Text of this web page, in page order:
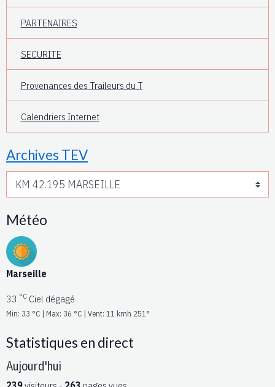
PARTENAIRES
SECURITE
Provenances des Traileurs du T
Calendriers Internet
Archives TEV
Météo
Marseille
33 °C Ciel dégagé
Min: 33 °C | Max: 36 °C | Vent: 11 kmh 251°
Statistiques en direct
Aujourd'hui